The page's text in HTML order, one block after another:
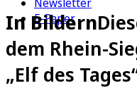
E-Paper
In Bildern
dem Rhein-
„Elf des